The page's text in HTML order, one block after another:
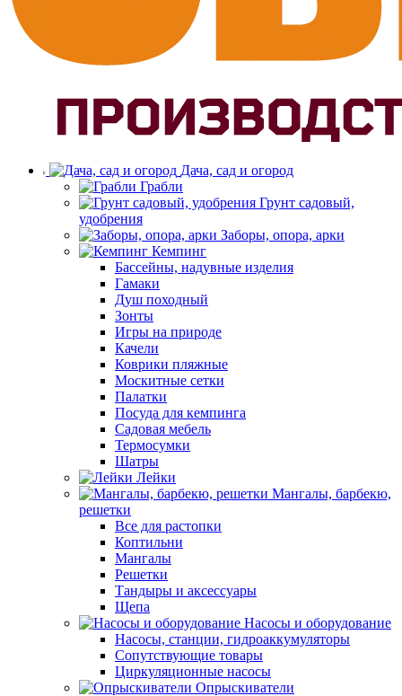
Дача, сад и огород
Грабли
Грунт садовый,
удобрения
Заборы, опора, арки
Кемпинг
Бассейны, надувные изделия
Гамаки
Душ походный
Зонты
Игры на природе
Качели
Коврики пляжные
Москитные сетки
Палатки
Посуда для кемпинга
Садовая мебель
Термосумки
Шатры
Лейки
Мангалы, барбекю,
решетки
Все для растопки
Коптильни
Мангалы
Решетки
Тандыры и аксессуары
Щепа
Насосы и оборудование
Насосы, станции, гидроаккумуляторы
Сопутствующие товары
Циркуляционные насосы
Опрыскиватели